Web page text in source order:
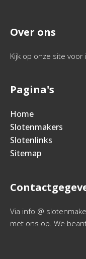
Over ons
Kijk op onze site
Pagina's
Home
Slotenmakers
Slotenlinks
Sitemap
Via info @
met ons op. We